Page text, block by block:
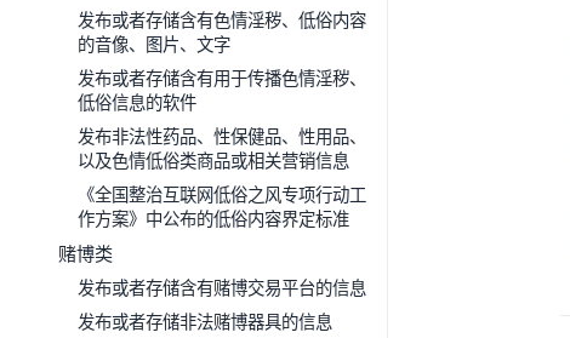
发布或者存储含有色情淫秽、低俗内容
的音像、图片、文字
发布或者存储含有用于传播色情淫秽、
低俗信息的软件
发布非法性药品、性保健品、性用品、
以及色情低俗类商品或相关营销信息
《全国整治互联网低俗之风专项行动工
作方案》中公布的低俗内容界定标准
赌博类
发布或者存储含有赌博交易平台的信息
发布或者存储非法赌博器具的信息